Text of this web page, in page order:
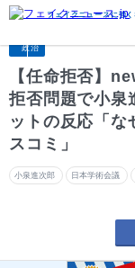
フェイクニュースに強
政治 【任命拒否】news23
政治
【任命拒否】
拒否問題で小
ットの反応「な
スコミ」
小泉進次郎 日本学術会議